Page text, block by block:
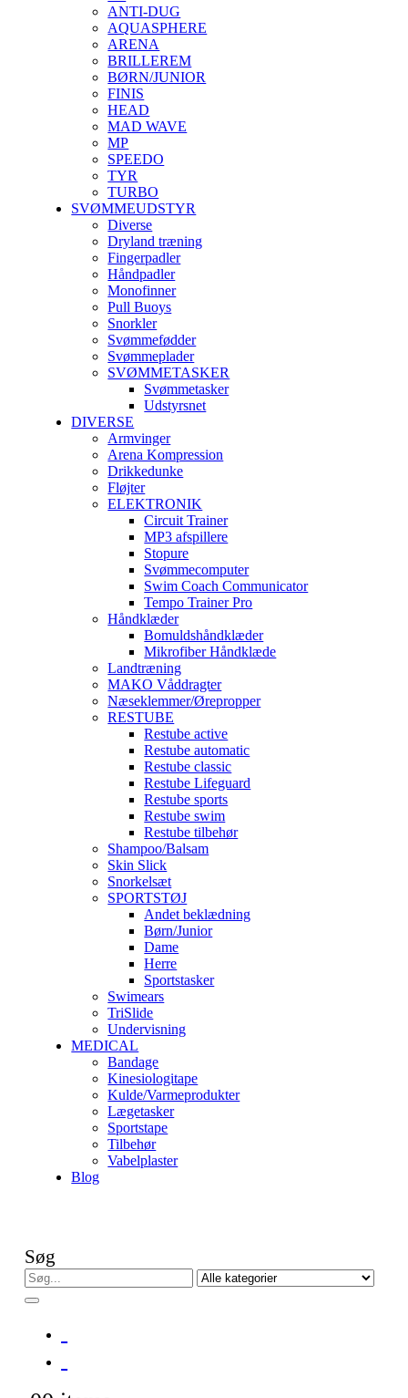
ANTI-DUG
AQUASPHERE
ARENA
BRILLEREM
BØRN/JUNIOR
FINIS
HEAD
MAD WAVE
MP
SPEEDO
TYR
TURBO
SVØMMEUDSTYR
Diverse
Dryland træning
Fingerpadler
Håndpadler
Monofinner
Pull Buoys
Snorkler
Svømmefødder
Svømmeplader
SVØMMETASKER
Svømmetasker
Udstyrsnet
DIVERSE
Armvinger
Arena Kompression
Drikkedunke
Fløjter
ELEKTRONIK
Circuit Trainer
MP3 afspillere
Stopure
Svømmecomputer
Swim Coach Communicator
Tempo Trainer Pro
Håndklæder
Bomuldshåndklæder
Mikrofiber Håndklæde
Landtræning
MAKO Våddragter
Næseklemmer/Ørepropper
RESTUBE
Restube active
Restube automatic
Restube classic
Restube Lifeguard
Restube sports
Restube swim
Restube tilbehør
Shampoo/Balsam
Skin Slick
Snorkelsæt
SPORTSTØJ
Andet beklædning
Børn/Junior
Dame
Herre
Sportstasker
Swimears
TriSlide
Undervisning
MEDICAL
Bandage
Kinesiologitape
Kulde/Varmeprodukter
Lægetasker
Sportstape
Tilbehør
Vabelplaster
Blog
Søg